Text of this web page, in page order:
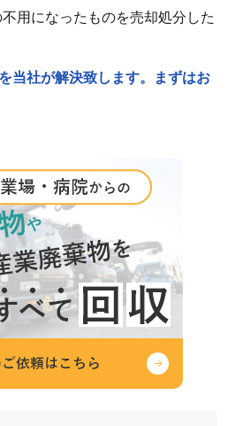
用になったものを売却処分した
当社が解決致します。まずはお